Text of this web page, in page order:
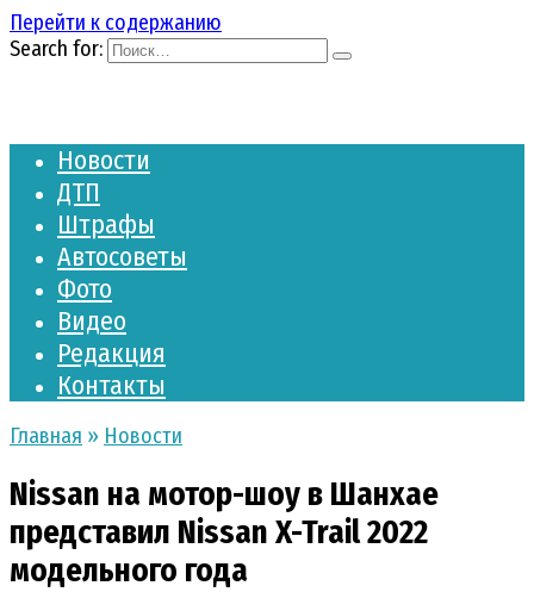
Перейти к содержанию
Search for:
Новости
ДТП
Штрафы
Автосоветы
Фото
Видео
Редакция
Контакты
Главная » Новости
Nissan на мотор-шоу в Шанхае
представил Nissan X-Trail 2022
модельного года